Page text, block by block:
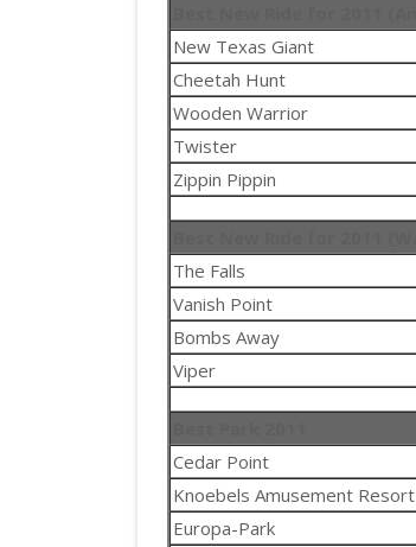
New Texas Giant
Cheetah Hunt
Wooden Warrior
Twister
Zippin Pippin
The Falls
Vanish Point
Bombs Away
Viper
Cedar Point
Knoebels Amusement Resort
Europa-Park